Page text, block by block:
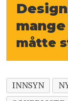
måtte
INNSYN